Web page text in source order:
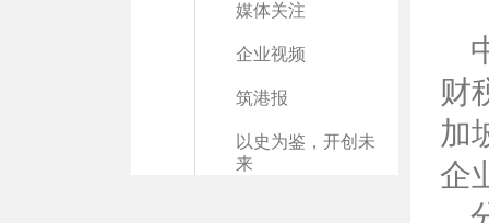
媒体关注
企业视频
筑港报
以史为鉴，开创未
来
财
加
企